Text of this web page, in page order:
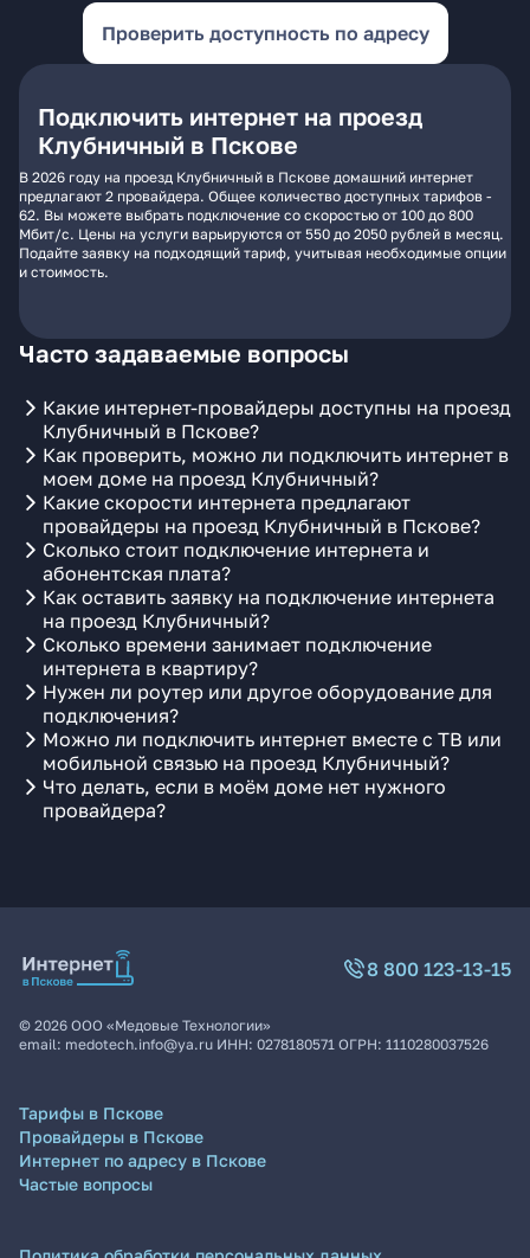
Проверить доступность по адресу
Подключить интернет на проезд
Клубничный в Пскове
В 2026 году на проезд Клубничный в Пскове домашний интернет
предлагают 2 провайдера. Общее количество доступных тарифов -
62. Вы можете выбрать подключение со скоростью от 100 до 800
Мбит/с. Цены на услуги варьируются от 550 до 2050 рублей в месяц.
Подайте заявку на подходящий тариф, учитывая необходимые опции
и стоимость.
Часто задаваемые вопросы
Какие интернет-провайдеры доступны на проезд
Клубничный в Пскове?
Как проверить, можно ли подключить интернет в
моем доме на проезд Клубничный?
Какие скорости интернета предлагают
провайдеры на проезд Клубничный в Пскове?
Сколько стоит подключение интернета и
абонентская плата?
Как оставить заявку на подключение интернета
на проезд Клубничный?
Сколько времени занимает подключение
интернета в квартиру?
Нужен ли роутер или другое оборудование для
подключения?
Можно ли подключить интернет вместе с ТВ или
мобильной связью на проезд Клубничный?
Что делать, если в моём доме нет нужного
провайдера?
8 800 123-13-15
© 2026 ООО «Медовые Технологии»
email: medotech.info@ya.ru ИНН: 0278180571 ОГРН: 1110280037526
Тарифы в Пскове
Провайдеры в Пскове
Интернет по адресу в Пскове
Частые вопросы